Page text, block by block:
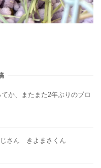
か、またまた2年ぶりのブロ
じさん きよまさくん